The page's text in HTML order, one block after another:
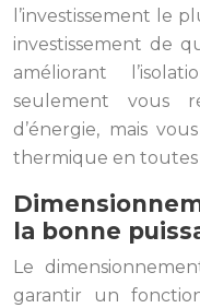
l’investissement le
investissement de
améliorant
seulement vous
d’énergie, mais
thermique en toutes
la bonne
Le
garantir un